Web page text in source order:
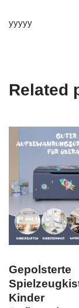
yyyyy
Related
Gepolsterte
Kinder